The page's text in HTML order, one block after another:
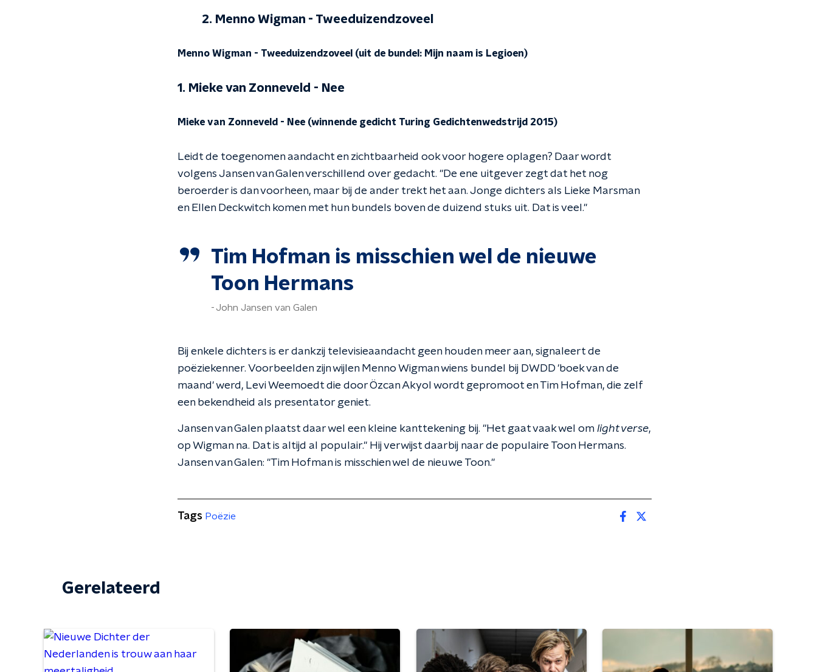
2. Menno Wigman - Tweeduizendzoveel
Menno Wigman - Tweeduizendzoveel (uit de bundel: Mijn naam is Legioen)
1. Mieke van Zonneveld - Nee
Mieke van Zonneveld - Nee (winnende gedicht Turing Gedichtenwedstrijd 2015)
Leidt de toegenomen aandacht en zichtbaarheid ook voor hogere oplagen? Daar wordt
volgens Jansen van Galen verschillend over gedacht. "De ene uitgever zegt dat het nog
beroerder is dan voorheen, maar bij de ander trekt het aan. Jonge dichters als Lieke Marsman
en Ellen Deckwitch komen met hun bundels boven de duizend stuks uit. Dat is veel."
Tim Hofman is misschien wel de nieuwe
Toon Hermans
John Jansen van Galen
Bij enkele dichters is er dankzij televisieaandacht geen houden meer aan, signaleert de
poëziekenner. Voorbeelden zijn wijlen Menno Wigman wiens bundel bij DWDD 'boek van de
maand' werd, Levi Weemoedt die door Özcan Akyol wordt gepromoot en Tim Hofman, die zelf
een bekendheid als presentator geniet.
Jansen van Galen plaatst daar wel een kleine kanttekening bij. "Het gaat vaak wel om light verse,
op Wigman na. Dat is altijd al populair." Hij verwijst daarbij naar de populaire Toon Hermans.
Jansen van Galen: "Tim Hofman is misschien wel de nieuwe Toon."
Tags Poëzie
Gerelateerd